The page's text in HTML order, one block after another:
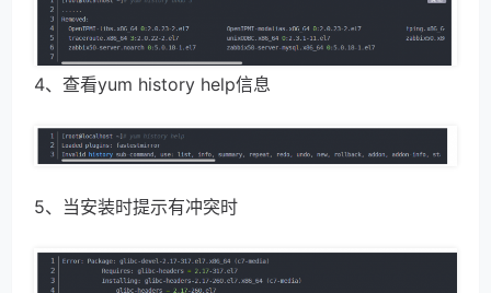
4、查看yum history help信息
5、当安装时提示有冲突时